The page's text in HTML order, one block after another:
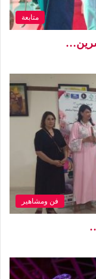
متابعة
فن ومشاهير